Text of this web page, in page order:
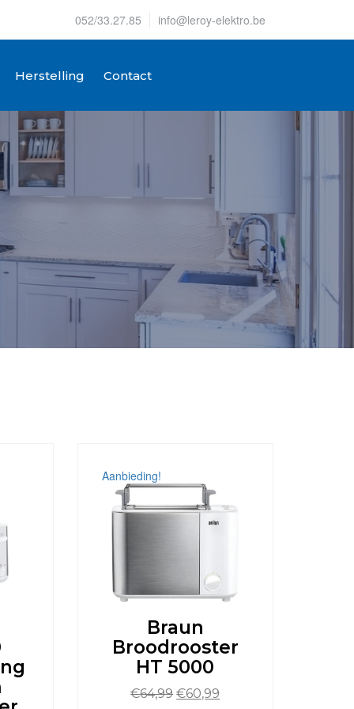
052/33.27.85 info@leroy-elektro.be
Herstelling Contact
Aanbieding!
Braun
Broodrooster
HT 5000
€64,99Oorspronkelijke
€60,99